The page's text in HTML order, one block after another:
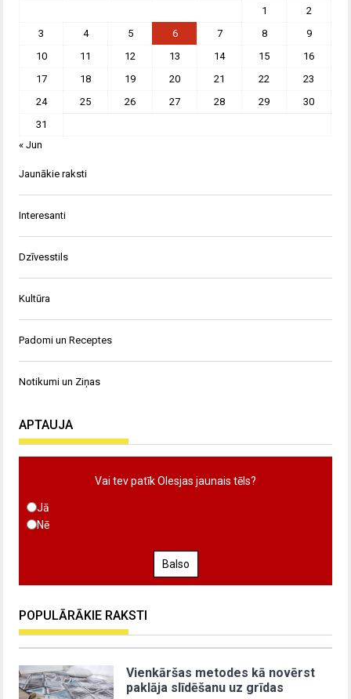
1
2
3
4 5 6 7 8
9
10
11 12 13 14 15
16
17
18 19 20 21 22
23
24
25 26 27 28 29
30
31
« Jun
Jaunākie raksti
Interesanti
Dzīvesstils
Kultūra
Padomi un Receptes
Notikumi un Ziņas
APTAUJA
Vai tev patīk Olesjas jaunais tēls?
Jā
Nē
Balso
POPULĀRĀKIE RAKSTI
Vienkāršas metodes kā novērst
paklāja slīdēšanu uz grīdas